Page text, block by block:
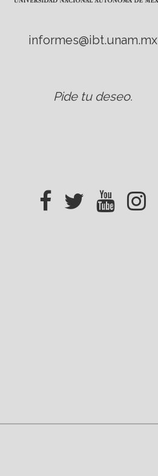
informes@ibt.unam.mx
Pide tu deseo.